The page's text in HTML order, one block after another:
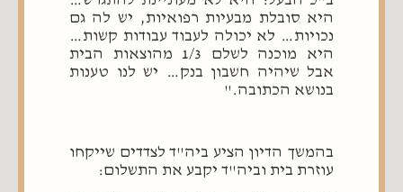
היא סובלת מבעיות רפואיות, יש לה גם
נכויות… לא יכולה לעבוד עבודות קשות…
היא מוכנה לשלם 1/3 מהוצאות הבית
אבל שיהיה חשבון בנק… יש לנו טענות
בנושא הכתובה."
בהמשך הדיון הציע ביה"ד לצדדים שייקחו
עוזרת בית וביה"ד יקבע את התשלום: